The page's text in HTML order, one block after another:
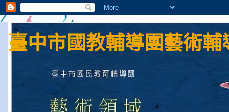
臺中市國教輔導團藝術